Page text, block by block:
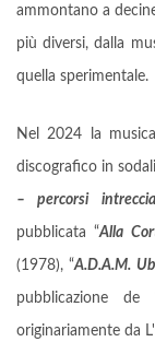
ammontano a
più diversi, dalla
quella sperimentale.
Nel 2024 la
discografico in
– percorsi
pubblicata “Alla
(1978), “A.D.A.M.
pubblicazione de
originariamente da